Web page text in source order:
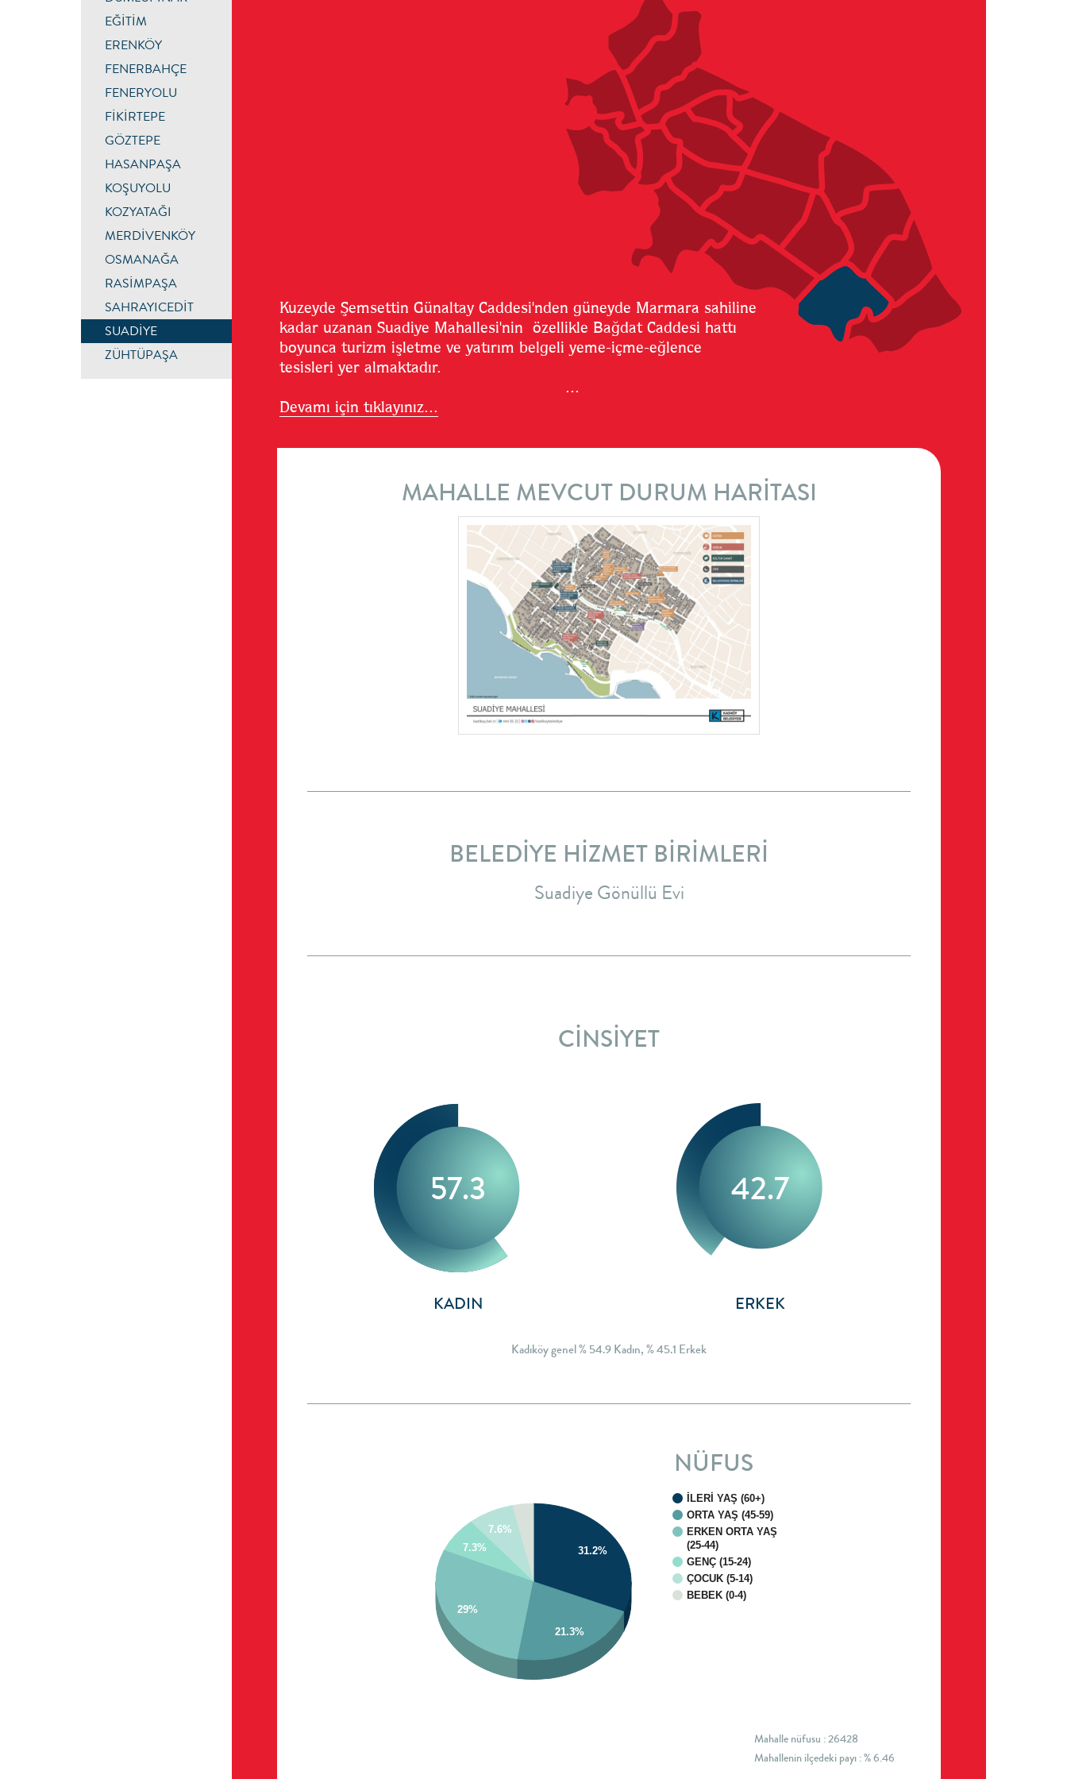
EĞİTİM
ERENKÖY
FENERBAHÇE
FENERYOLU
FİKİRTEPE
GÖZTEPE
HASANPAŞA
KOŞUYOLU
KOZYATAĞI
MERDİVENKÖY
OSMANAĞA
RASİMPAŞA
SAHRAYICEDİT
SUADİYE
ZÜHTÜPAŞA
Kuzeyde Şemsettin Günaltay Caddesi'nden güneyde Marmara sahiline
kadar uzanan Suadiye Mahallesi'nin özellikle Bağdat Caddesi hattı
boyunca turizm işletme ve yatırım belgeli yeme-içme-eğlence
tesisleri yer almaktadır.
...
Devamı için tıklayınız...
MAHALLE MEVCUT DURUM HARİTASI
BELEDİYE HİZMET BİRİMLERİ
Suadiye Gönüllü Evi
CİNSİYET
57.3
KADIN
42.7
ERKEK
Kadıköy genel % 54.9 Kadın, % 45.1 Erkek
NÜFUS
İLERİ YAŞ (60+)
ORTA YAŞ (45-59)
ERKEN ORTA YAŞ
(25-44)
GENÇ (15-24)
ÇOCUK (5-14)
BEBEK (0-4)
31.2%
7.6%
7.3%
29%
21.3%
Mahalle nüfusu : 26428
Mahallenin ilçedeki payı : % 6.46